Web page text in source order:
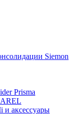
Siemon
Prisma
и аксессуары